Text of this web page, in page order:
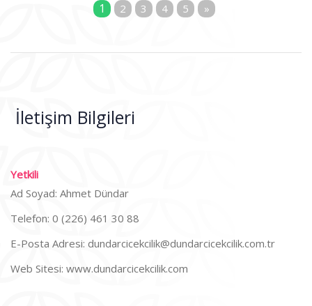
1 2 3 4 5 »
İletişim Bilgileri
Yetkili
Ad Soyad: Ahmet Dündar
Telefon: 0 (226) 461 30 88
E-Posta Adresi: dundarcicekcilik@dundarcicekcilik.com.tr
Web Sitesi: www.dundarcicekcilik.com